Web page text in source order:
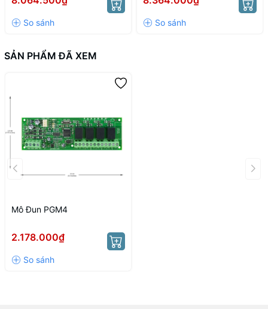
SẢN PHẨM ĐÃ XEM
Mô Đun PGM4
2.178.000₫